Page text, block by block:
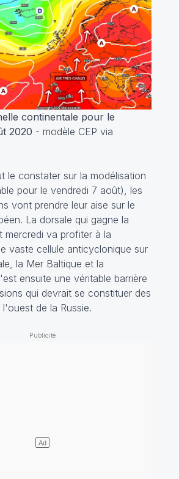
continentale pour le
2020 - modèle CEP via
le constater sur la modélisation
pour le vendredi 7 août), les
vont prendre leur aise sur le
La dorsale qui gagne la
mercredi va profiter à la
vaste cellule anticyclonique sur
la Mer Baltique et la
ensuite une véritable barrière
qui devrait se constituer des
de la Russie.